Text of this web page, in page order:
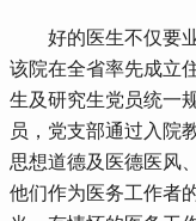
好的医生不仅要业
该院在全省率先成立
生及研究生党员统一
员，党支部通过入院
思想道德及医德医风
他们作为医务工作者